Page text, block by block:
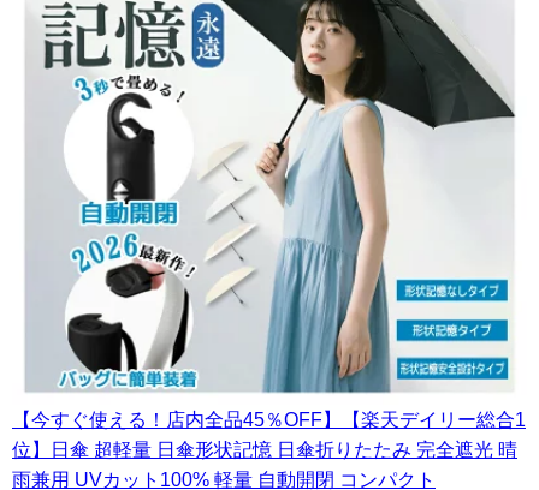
【今すぐ使える！店内全品45％OFF】【楽天デイリー総合1
位】日傘 超軽量 日傘形状記憶 日傘折りたたみ 完全遮光 晴
雨兼用 UVカット100% 軽量 自動開閉 コンパクト